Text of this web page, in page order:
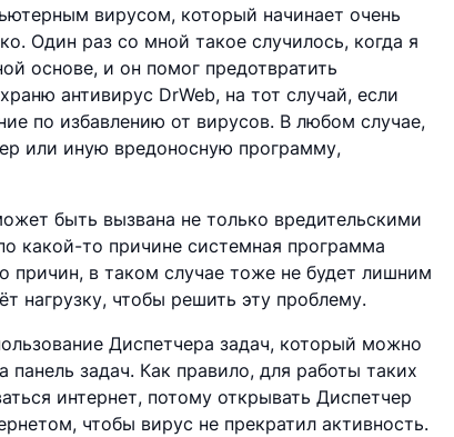
вирусом, который начинает очень
Один раз со мной такое случилось, когда я
основе, и он помог предотвратить
антивирус DrWeb, на тот случай, если
по избавлению от вирусов. В любом случае,
или иную вредоносную программу,
быть вызвана не только вредительскими
какой-то причине системная программа
причин, в таком случае тоже не будет лишним
нагрузку, чтобы решить эту проблему.
Диспетчера задач, который можно
задач. Как правило, для работы таких
интернет, потому открывать Диспетчер
чтобы вирус не прекратил активность.